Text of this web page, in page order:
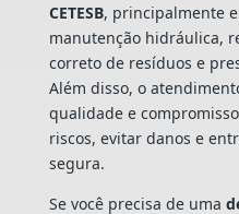
CETESB, principalmente
manutenção hidráulica,
correto de resíduos e
Além disso, o
qualidade e
riscos, evitar danos e
segura.
Se você precisa de uma